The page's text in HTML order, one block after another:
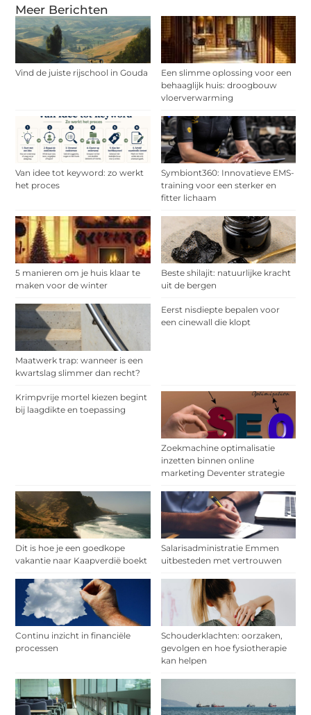
Meer Berichten
Vind de juiste rijschool in Gouda
Een slimme oplossing voor een
behaaglijk huis: droogbouw
vloerverwarming
Van idee tot keyword: zo werkt
het proces
Symbiont360: Innovatieve EMS-
training voor een sterker en
fitter lichaam
5 manieren om je huis klaar te
maken voor de winter
Beste shilajit: natuurlijke kracht
uit de bergen
Maatwerk trap: wanneer is een
kwartslag slimmer dan recht?
Eerst nisdiepte bepalen voor
een cinewall die klopt
Krimpvrije mortel kiezen begint
bij laagdikte en toepassing
Zoekmachine optimalisatie
inzetten binnen online
marketing Deventer strategie
Dit is hoe je een goedkope
vakantie naar Kaapverdië boekt
Salarisadministratie Emmen
uitbesteden met vertrouwen
Continu inzicht in financiële
processen
Schouderklachten: oorzaken,
gevolgen en hoe fysiotherapie
kan helpen